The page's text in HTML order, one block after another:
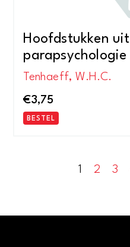
Hoofdstukken
parapsychologie
Tenhaeff, W.H.C.
€3,75
BESTEL
1 2 3